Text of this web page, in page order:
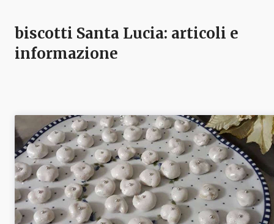
biscotti Santa Lucia: articoli e
informazione